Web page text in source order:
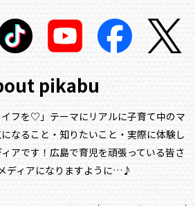
pikabu
イフを♡」テーマにリアルに子育て中のマ
なること・知りたいこと・実際に体験し
アです！ 広島で育児を頑張っている皆さ
ディアになりますように…♪